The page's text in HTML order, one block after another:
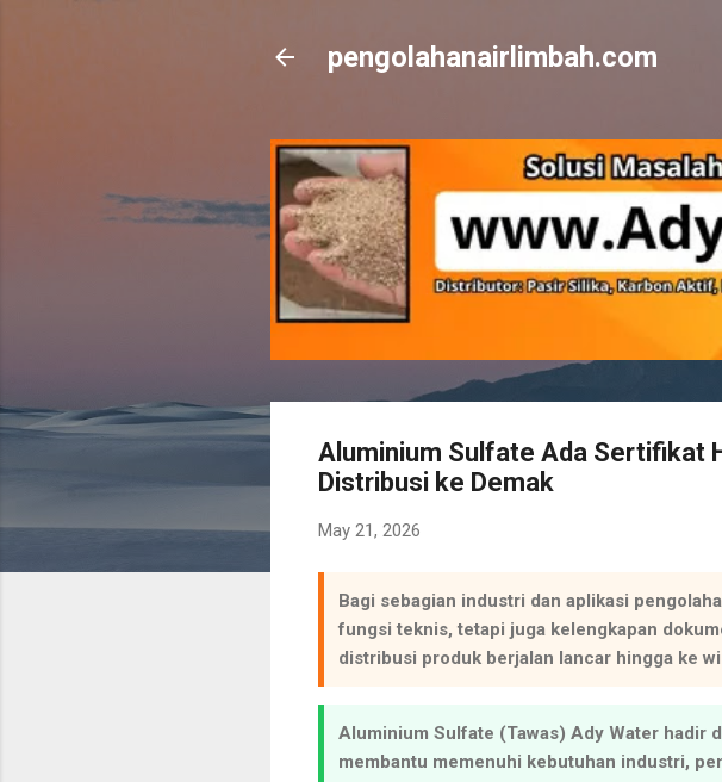
pengolahanairlimbah.com
Aluminium Sulfate Ada Sertifikat
Distribusi ke Demak
May 21, 2026
Bagi sebagian industri dan aplikasi
fungsi teknis, tetapi juga kelengkapan
distribusi produk berjalan lancar hingga ke
Aluminium Sulfate (Tawas) Ady Water hadir
membantu memenuhi kebutuhan industri,